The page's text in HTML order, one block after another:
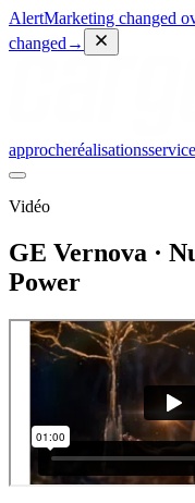
AlertMarketing changed
changed →
approcheréalisations
Vidéo
GE Vernova ·
Power